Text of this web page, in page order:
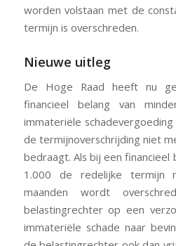
worden volstaan met de
termijn is overschreden.
Nieuwe uitleg
De Hoge Raad heeft nu
financieel belang van
immateriële
de termijnoverschrijding niet
bedraagt. Als bij een financieel
1.000 de redelijke termijn
maanden wordt
belastingrechter op een
immateriële schade naar